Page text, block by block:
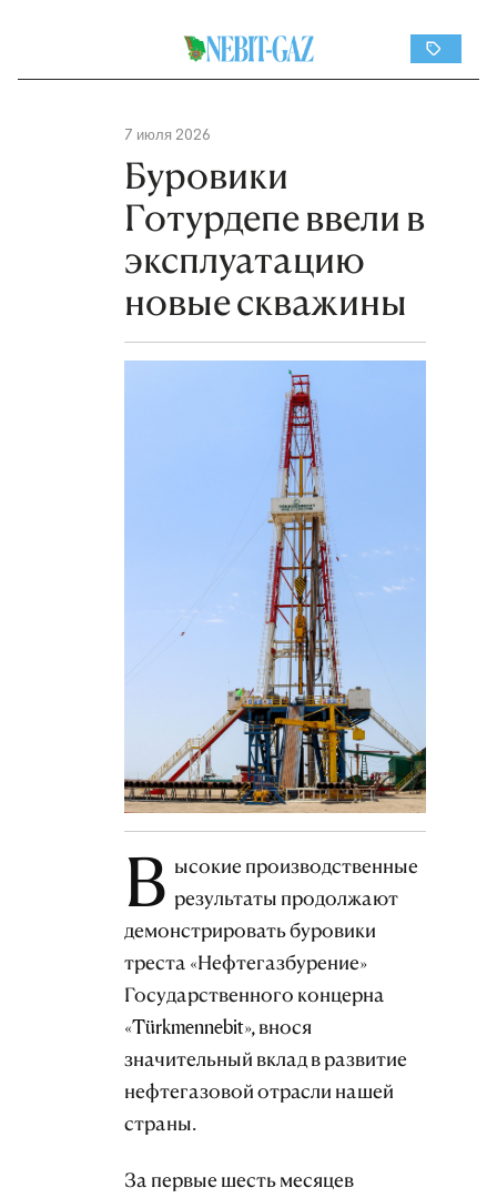
7 июля 2026
Буровики
Готурдепе ввели в
эксплуатацию
новые скважины
В ысокие производственные
результаты продолжают
демонстрировать буровики
треста «Нефтегазбурение»
Государственного концерна
«Türkmennebit», внося
значительный вклад в развитие
нефтегазовой отрасли нашей
страны.
За первые шесть месяцев